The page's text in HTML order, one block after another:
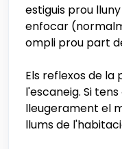
estiguis prou
enfocar
ompli prou part
Els reflexos de
l'escaneig. Si
lleugerament el
llums de